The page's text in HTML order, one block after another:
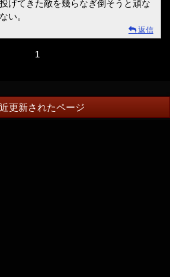
げてきた敵を幾らなぎ倒そうと頑な
い。
返信
1
更新されたページ